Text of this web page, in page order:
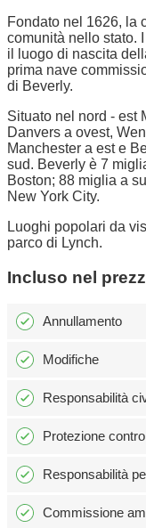
Fondato nel 1626, la
comunità nello stato.
il luogo di nascita
prima nave
di Beverly.
Situato nel nord - est
Danvers a ovest,
Manchester a est e
sud. Beverly è 7
Boston; 88 miglia a
New York City.
Luoghi popolari da
parco di Lynch.
Incluso nel
Annullamento
Modifiche
Responsabilità
Protezione
Responsabilità
Commissione